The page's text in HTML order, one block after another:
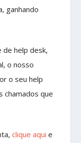
ganhando
de help desk,
o nosso
o seu help
chamados que
clique aqui e